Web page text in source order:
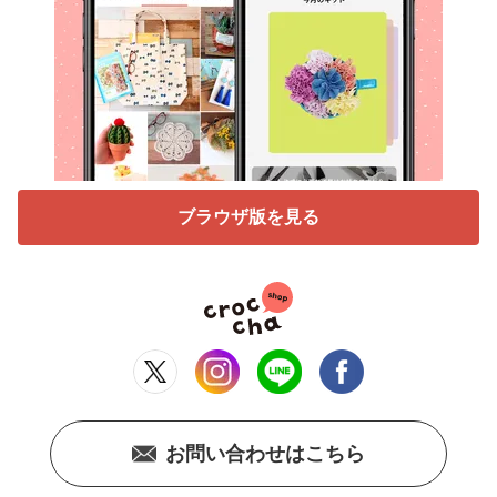
ブラウザ版を見る
お問い合わせはこちら